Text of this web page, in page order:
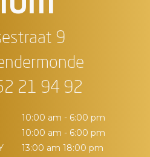
9
21 94 92
10:00 am - 6:00 pm
10:00 am - 6:00 pm
13:00 am 18:00 pm